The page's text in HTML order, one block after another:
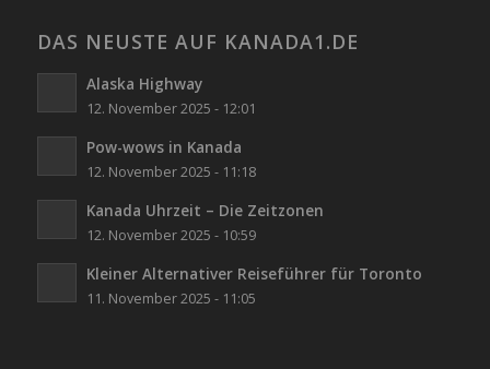
DAS NEUSTE AUF KANADA1.DE
Alaska Highway
12. November 2025 - 12:01
Pow-wows in Kanada
12. November 2025 - 11:18
Kanada Uhrzeit – Die Zeitzonen
12. November 2025 - 10:59
Kleiner Alternativer Reiseführer für Toronto
11. November 2025 - 11:05